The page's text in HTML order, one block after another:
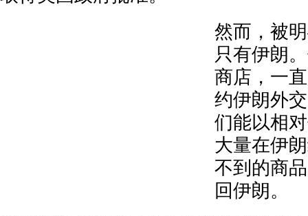
然而，被
只有伊朗
商店，一
约伊朗外
们能以相
大量在伊
不到的商
回伊朗。